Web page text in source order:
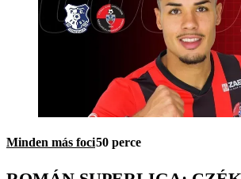
Minden más foci50 perce